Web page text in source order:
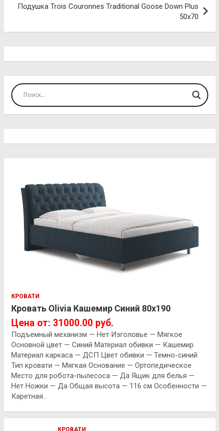
Подушка Trois Couronnes Traditional Goose Down Plus
50х70
КРОВАТИ
Кровать Olivia Кашемир Синий 80х190
Цена от: 31000.00 руб.
Подъемный механизм — Нет Изголовье — Мягкое
Основной цвет — Синий Материал обивки — Кашемир
Материал каркаса — ДСП Цвет обивки — Темно-синий
Тип кровати — Мягкая Основание — Ортопедическое
Место для робота-пылесоса — Да Ящик для белья —
Нет Ножки — Да Общая высота — 116 см Особенности —
Каретная…